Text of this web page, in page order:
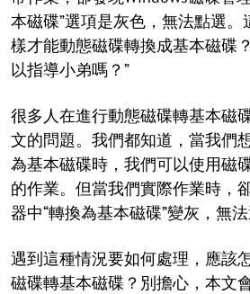
本磁碟”選項是灰色，無法點選
樣才能動態磁碟轉換成基本磁碟
以指導小弟嗎？”
很多人在進行動態磁碟轉基本磁
文的問題。我們都知道，當我們
為基本磁碟時，我們可以使用磁
的作業。但當我們實際作業時，
器中“轉換為基本磁碟”變灰，無法
遇到這種情況要如何處理，應該
磁碟轉基本磁碟？別擔心，本文